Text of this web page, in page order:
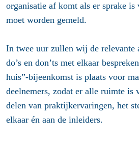
organisatie af komt als er sprake is
moet worden gemeld.
In twee uur zullen wij de relevante
do’s en don’ts met elkaar
huis”-bijeenkomst is plaats voor
deelnemers, zodat er alle ruimte is
delen van praktijkervaringen, het
elkaar én aan de inleiders.